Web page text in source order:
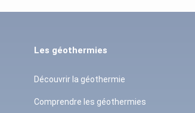
Les géothermies
Découvrir la géothermie
Comprendre les géothermies